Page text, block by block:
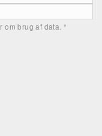
om brug af data.*